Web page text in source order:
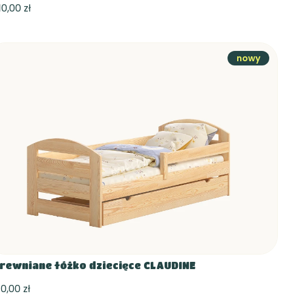
zł
nowy
łóżko dziecięce CLAUDINE
zł